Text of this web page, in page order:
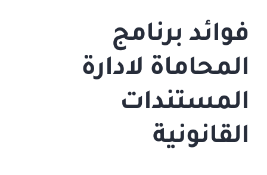
فوائد برنامج
المحاماة لادارة
المستندات
القانونية